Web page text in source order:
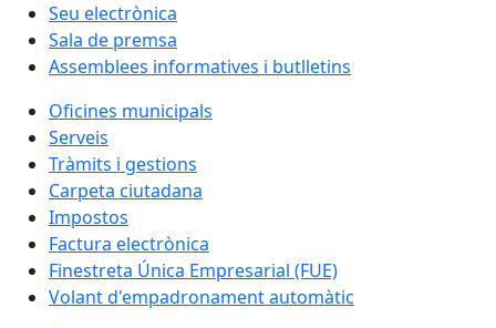
Seu electrònica
Sala de premsa
Assemblees informatives i butlletins
Oficines municipals
Serveis
Tràmits i gestions
Carpeta ciutadana
Impostos
Factura electrònica
Finestreta Única Empresarial (FUE)
Volant d'empadronament automàtic